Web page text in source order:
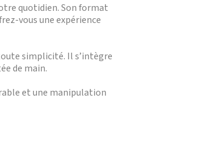
quotidien. Son format
vous une expérience
simplicité. Il s’intègre
de main.
et une manipulation